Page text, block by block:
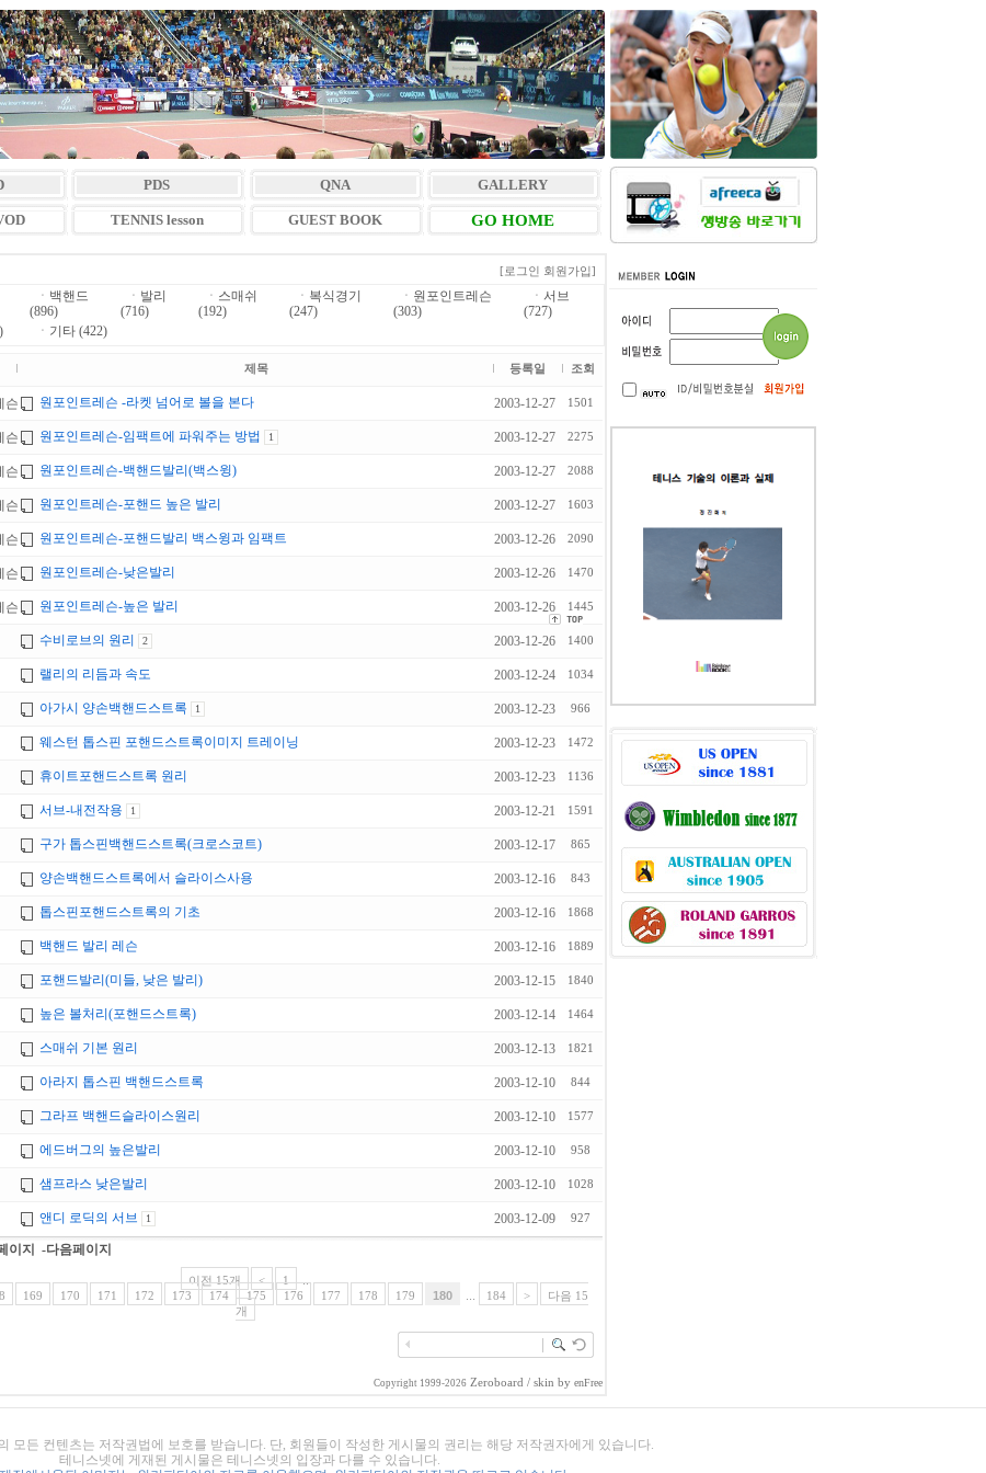
PDS QNA GALLERY
TENNIS lesson GUEST BOOK GO HOME
[로그인 회원가입]
ㆍ 백핸드
(896)
ㆍ 발리
(716)
ㆍ 스매쉬
(192)
ㆍ 복식경기
(247)
ㆍ 원포인트레슨
(303)
ㆍ 서브
(727)
ㆍ 기타 (422)
제목 등록일 조회
슨 원포인트레슨 -라켓 넘어로 볼을 본다 2003-12-27 1501
슨 원포인트레슨-임팩트에 파워주는 방법 1 2003-12-27 2275
슨 원포인트레슨-백핸드발리(백스윙) 2003-12-27 2088
슨 원포인트레슨-포핸드 높은 발리 2003-12-27 1603
슨 원포인트레슨-포핸드발리 백스윙과 임팩트 2003-12-26 2090
슨 원포인트레슨-낮은발리 2003-12-26 1470
슨 원포인트레슨-높은 발리 2003-12-26 1445
수비로브의 원리 2 2003-12-26 1400
랠리의 리듬과 속도 2003-12-24 1034
아가시 양손백핸드스트록 1 2003-12-23 966
웨스턴 톱스핀 포핸드스트록이미지 트레이닝 2003-12-23 1472
휴이트포핸드스트록 원리 2003-12-23 1136
서브-내전작용 1 2003-12-21 1591
구가 톱스핀백핸드스트록(크로스코트) 2003-12-17 865
양손백핸드스트록에서 슬라이스사용 2003-12-16 843
톱스핀포핸드스트록의 기초 2003-12-16 1868
백핸드 발리 레슨 2003-12-16 1889
포핸드발리(미들, 낮은 발리) 2003-12-15 1840
높은 볼처리(포핸드스트록) 2003-12-14 1464
스매쉬 기본 원리 2003-12-13 1821
아라지 톱스핀 백핸드스트록 2003-12-10 844
그라프 백핸드슬라이스원리 2003-12-10 1577
에드버그의 높은발리 2003-12-10 958
샘프라스 낮은발리 2003-12-10 1028
앤디 로딕의 서브 1 2003-12-09 927
이지 -다음페이지
이전 15개 < 1
...
169 170 171 172 173 174 175 176 177 178 179 180 184 >
다음 15
개
Copyright 1999-2026 Zeroboard / skin by enFree
모든 컨텐츠는 저작권법에 보호를 받습니다. 단, 회원들이 작성한 게시물의 권리는 해당 저작권자에게 있습니다.
테니스넷에 게재된 게시물은 테니스넷의 입장과 다를 수 있습니다.